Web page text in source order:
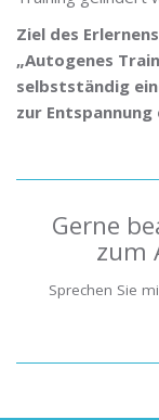
Ziel des
„Autogenes
selbstständig
zur
Gerne
zum
Sprechen Sie